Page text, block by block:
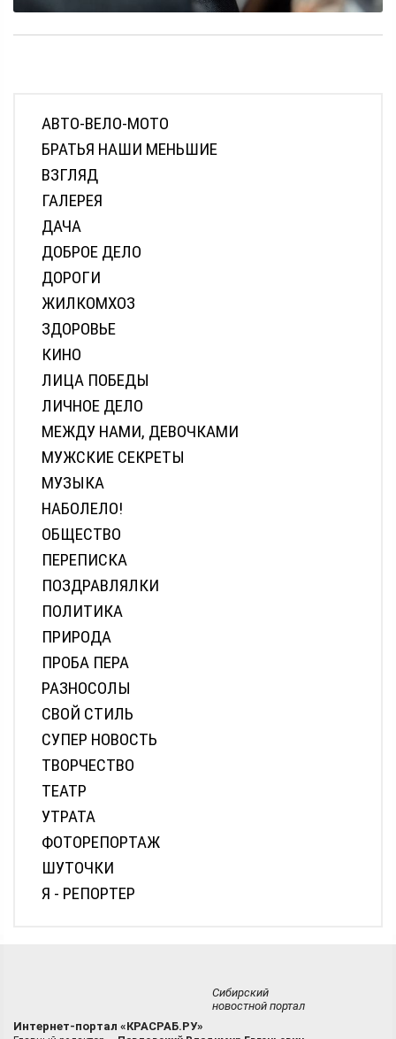
АВТО-ВЕЛО-МОТО
БРАТЬЯ НАШИ МЕНЬШИЕ
ВЗГЛЯД
ГАЛЕРЕЯ
ДАЧА
ДОБРОЕ ДЕЛО
ДОРОГИ
ЖИЛКОМХОЗ
ЗДОРОВЬЕ
КИНО
ЛИЦА ПОБЕДЫ
ЛИЧНОЕ ДЕЛО
МЕЖДУ НАМИ, ДЕВОЧКАМИ
МУЖСКИЕ СЕКРЕТЫ
МУЗЫКА
НАБОЛЕЛО!
ОБЩЕСТВО
ПЕРЕПИСКА
ПОЗДРАВЛЯЛКИ
ПОЛИТИКА
ПРИРОДА
ПРОБА ПЕРА
РАЗНОСОЛЫ
СВОЙ СТИЛЬ
СУПЕР НОВОСТЬ
ТВОРЧЕСТВО
ТЕАТР
УТРАТА
ФОТОРЕПОРТАЖ
ШУТОЧКИ
Я - РЕПОРТЕР
Сибирский
новостной портал
Интернет-портал «КРАСРАБ.РУ»